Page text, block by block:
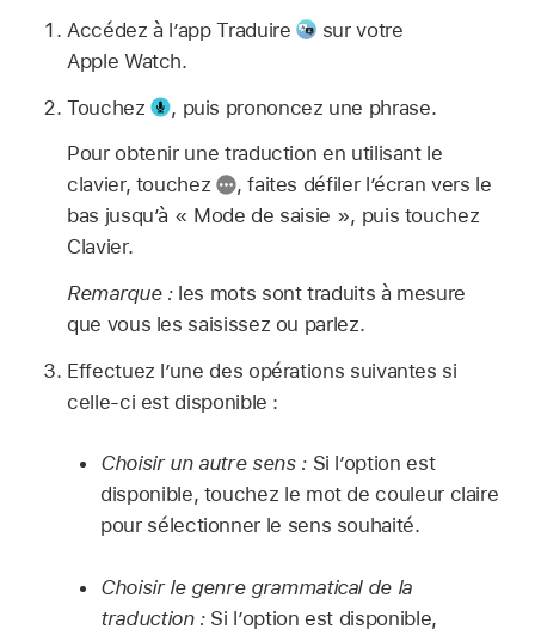
Accédez à l’app Traduire
sur votre
Apple Watch.
Touchez
, puis prononcez une phrase.
Pour obtenir une traduction en utilisant le
clavier, touchez
,faites défiler l’écran vers le
bas jusqu’à « Mode de saisie », puis touchez
Clavier.
Remarque : les mots sont traduits à mesure
que vous les saisissez ou parlez.
Effectuez l’une des opérations suivantes si
celle-ci est disponible :
Choisir un autre sens : Si l’option est
disponible, touchez le mot de couleur claire
pour sélectionner le sens souhaité.
Choisir le genre grammatical de la
traduction : Si l’option est disponible,